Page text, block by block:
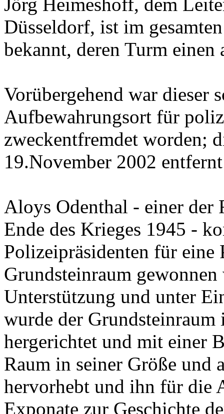
Düsseldorf, ist im
bekannt, deren Turm
Vorübergehend war dieser
Aufbewahrungsort für
zweckentfremdet worden;
19.November 2002
Aloys Odenthal - einer der
Ende des Krieges 1945 -
Polizeipräsidenten für eine
Grundsteinraum
Unterstützung und unter
wurde der
hergerichtet und mit einer
Raum in seiner Größe und
hervorhebt und ihn für die
Exponate zur Geschichte